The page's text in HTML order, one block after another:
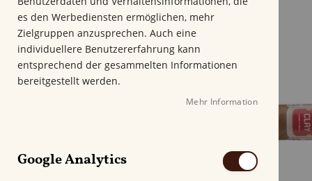
u
E
n
d
e
i
es den Werbediensten ermöglichen, mehr
Zielgruppen anzusprechen. Auch eine
individuellere Benutzererfahrung kann
entsprechend der gesammelten Informationen
bereitgestellt werden.
Mehr Information
Google Analytics